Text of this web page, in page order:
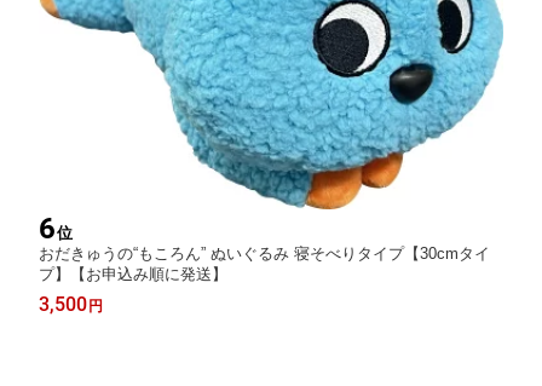
6位
おだきゅうの“もころん” ぬいぐるみ 寝そべりタイプ【30cmタイ
プ】【お申込み順に発送】
3,500 円